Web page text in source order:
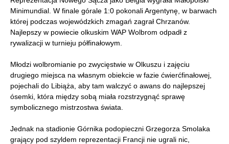
Minimundial. W finale górale 1:0 pokonali Argentynę, w barwach
której podczas wojewódzkich zmagań zagrał Chrzanów.
Najlepszy w powiecie olkuskim WAP Wolbrom odpadł z
rywalizacji w turnieju półfinałowym.
Młodzi wolbromianie po zwycięstwie w Olkuszu i zajęciu
drugiego miejsca na własnym obiekcie w fazie ćwierćfinałowej,
pojechali do Libiąża, aby tam walczyć o awans do najlepszej
ósemki, która między sobą miała rozstrzygnąć sprawę
symbolicznego mistrzostwa świata.
Jednak na stadionie Górnika podopieczni Grzegorza Smolaka
grający pod szyldem reprezentacji Francji nie ugrali nic,